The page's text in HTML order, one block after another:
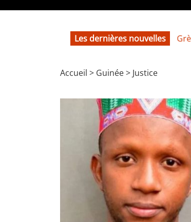
Les dernières nouvelles
Le président Doumbouya depuis la Grèce : « Je
Accueil > Guinée> Justice